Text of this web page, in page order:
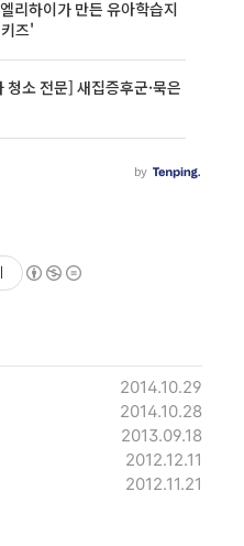
2014.10.29
2014.10.28
2013.09.18
2012.12.11
2012.11.21